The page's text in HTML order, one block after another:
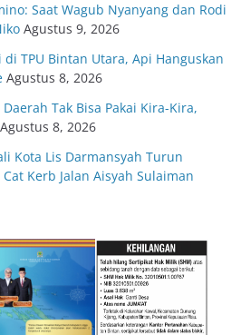
Saat Wagub Nyanyang dan Rodi
Agustus 9, 2026
TPU Bintan Utara, Api Hanguskan
Agustus 8, 2026
Tak Bisa Pakai Kira-Kira,
Agustus 8, 2026
Kota Lis Darmansyah Turun
Kerb Jalan Aisyah Sulaiman